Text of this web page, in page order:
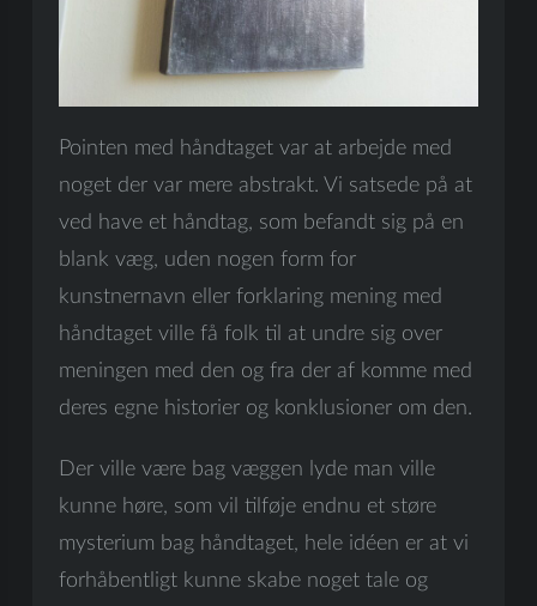
Pointen med håndtaget var at arbejde med
noget der var mere abstrakt. Vi satsede på at
ved have et håndtag, som befandt sig på en
blank væg, uden nogen form for
kunstnernavn eller forklaring mening med
håndtaget ville få folk til at undre sig over
meningen med den og fra der af komme med
deres egne historier og konklusioner om den.
Der ville være bag væggen lyde man ville
kunne høre, som vil tilføje endnu et støre
mysterium bag håndtaget, hele idéen er at vi
forhåbentligt kunne skabe noget tale og